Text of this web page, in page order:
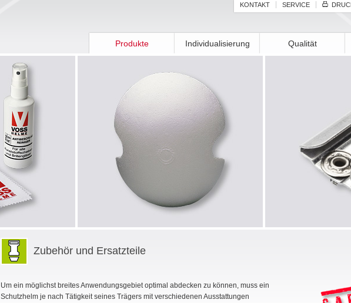
Zubehör und Ersatzteile
Um ein möglichst breites Anwendungsgebiet optimal abdecken zu können, muss ein
Schutzhelm je nach Tätigkeit seines Trägers mit verschiedenen Ausstattungen
KONTAKT SERVICE
Produkte Individualisierung Qualität